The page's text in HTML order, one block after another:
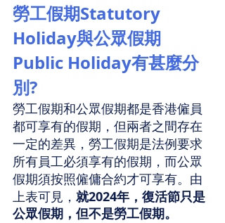
勞工假期Statutory
Holiday與公眾假期
Public Holiday有甚麼分
別?
勞工假期和公眾假期都是香港僱員
都可享有的假期，但兩者之間存在
一定的差異，勞工假期是法例要求
所有員工必須享有的假期，而公眾
假期須按照僱傭合約才可享有。由
上表可見， 就2024年，復活節只是
公眾假期，但不是勞工假期。